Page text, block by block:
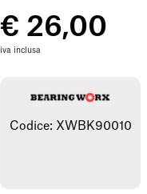
€ 26,00
iva inclusa
Codice: XWBK90010